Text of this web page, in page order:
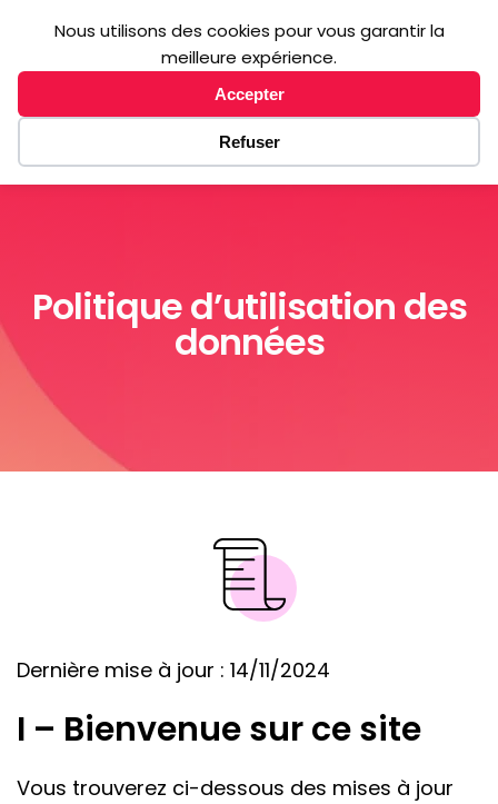
Nous utilisons des cookies pour vous garantir la
meilleure expérience.
Accepter
Refuser
M E
Politique d’utilisation des
données
Dernière mise à jour : 14/11/2024
I – Bienvenue sur ce site
Vous trouverez ci-dessous des mises à jour